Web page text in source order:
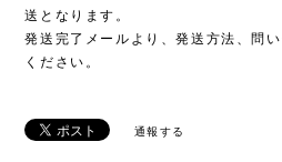
送となります。
発送完了メールより、発送方法、問
ください。
通報する